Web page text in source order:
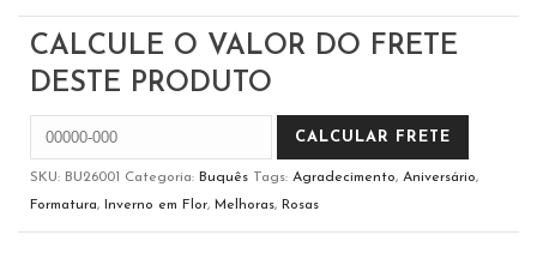
CALCULE O VALOR DO FRETE
DESTE PRODUTO
SKU: BU26001 Categoria: Buquês Tags: Agradecimento, Aniversário,
Formatura, Inverno em Flor, Melhoras, Rosas